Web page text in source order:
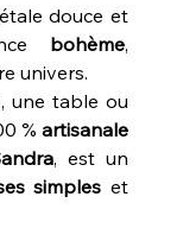
douce et
bohème,
univers.
une table ou
%artisanale
, est un
simples et